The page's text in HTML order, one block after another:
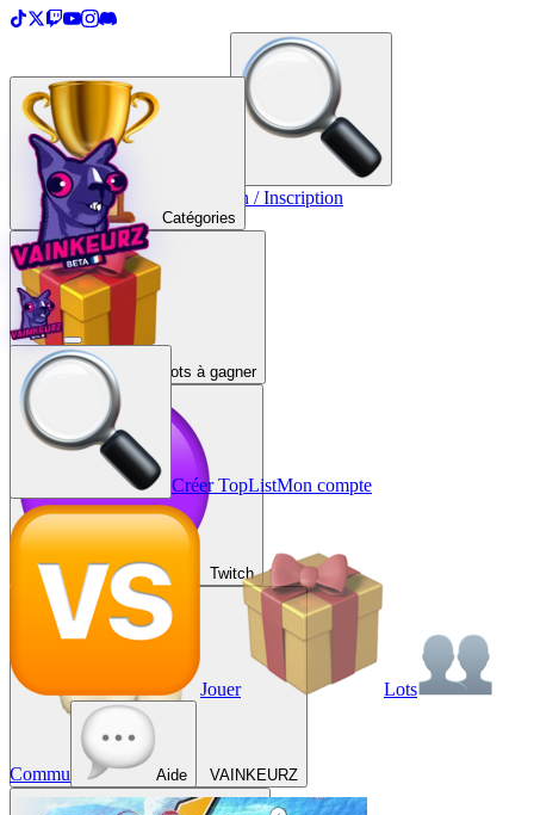
Créer une TopList Connexion / Inscription
Catégories
Lots à gagner
Twitch
VAINKEURZ
Créer TopListMon compte
Jouer Lots
Commu Aide